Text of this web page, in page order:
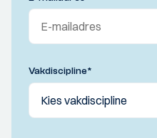
Vakdiscipline*